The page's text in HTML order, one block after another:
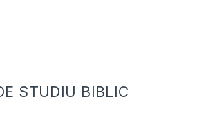
STUDIU BIBLIC